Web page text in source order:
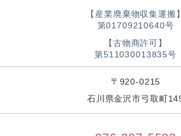
【産業廃棄物収集運搬】
第01709210640号
【古物商許可】
第511030013835号
〒920-0215
石川県金沢市弓取町